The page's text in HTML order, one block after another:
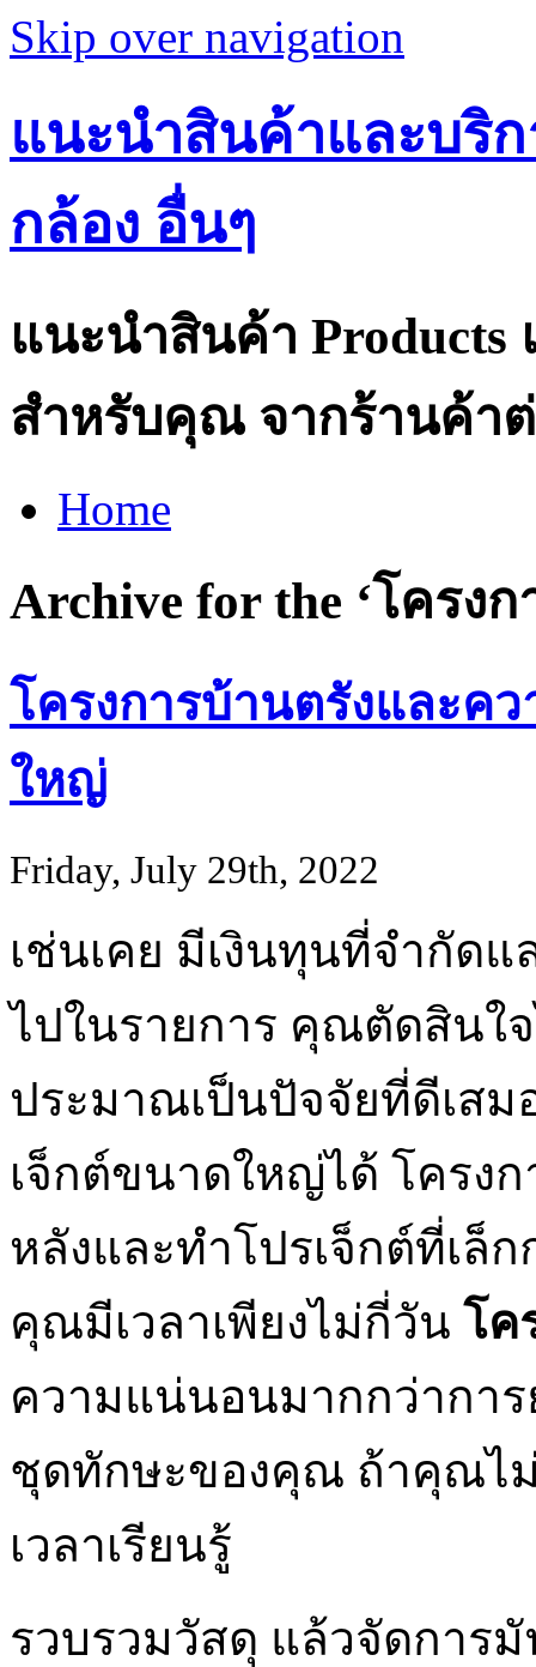
Skip over navigation
แนะนำสินค้าและบริ
กล้อง อื่นๆ
แนะนำสินค้า Products
สำหรับคุณ จากร้านค้าต่
Home
Archive for the ‘โครง
โครงการบ้านตรังและค
ใหญ่
Friday, July 29th, 2022
เช่นเคย มีเงินทุนที่จำกัด
ไปในรายการ คุณตัดสินใ
ประมาณเป็นปัจจัยที่ดีเส
เจ็กต์ขนาดใหญ่ได้ โครง
หลังและทำโปรเจ็กต์ที่เล็ก
คุณมีเวลาเพียงไม่กี่วัน โค
ความแน่นอนมากกว่ากา
ชุดทักษะของคุณ ถ้าคุณไ
เวลาเรียนรู้
รวบรวมวัสดุ แล้วจัดการ